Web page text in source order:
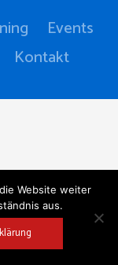
Events
Kontakt
Website weiter
aus.